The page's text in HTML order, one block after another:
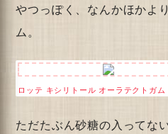
やつっぽく、なんかほかよ
ム。
ロッテ キシリトール オーラテクトガム
ただたぶん砂糖の入ってな